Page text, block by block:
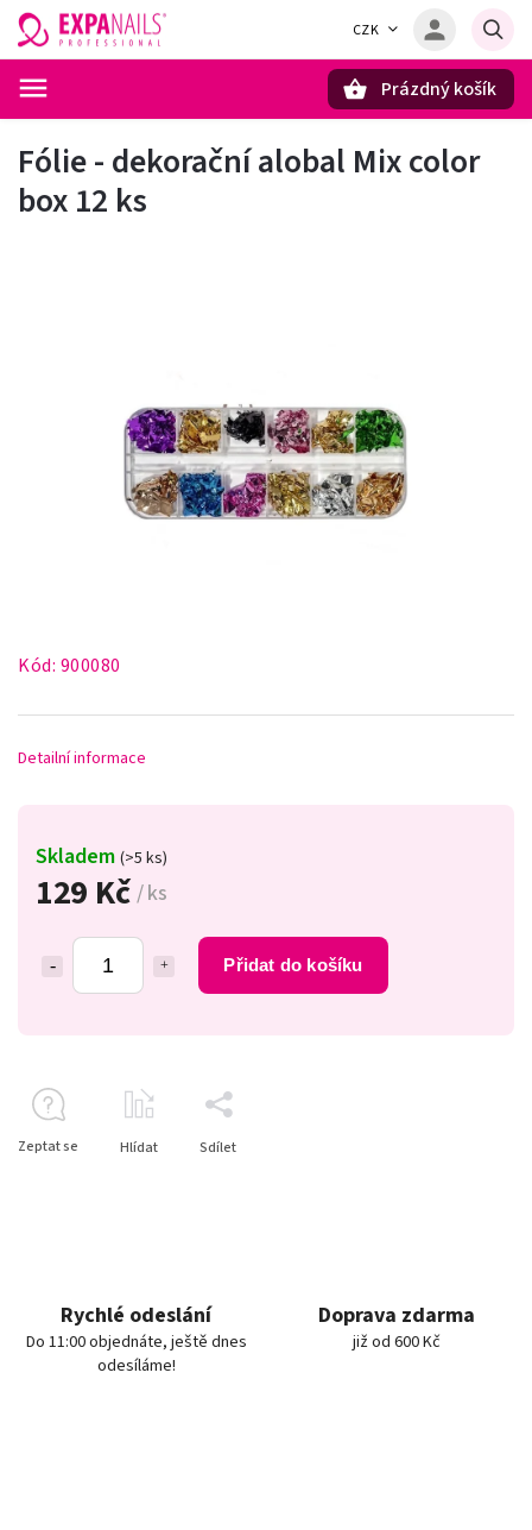
CZK
Prázdný košík
Fólie - dekorační alobal Mix color
box 12 ks
Kód: 900080
129 Kč / ks
Přidat do košíku
Skladem (>5 ks)
Detailní informace
Zeptat se Hlídat Sdílet
Rychlé odeslání
Do 11:00 objednáte, ještě dnes
odesíláme!
Doprava zdarma
již od 600 Kč